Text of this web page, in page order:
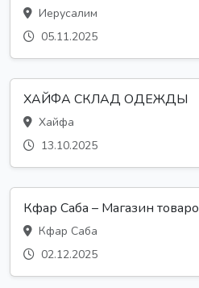
Иерусалим
05.11.2025
ХАЙФА СКЛАД ОДЕЖДЫ
Хайфа
13.10.2025
Кфар Саба – Магазин
Кфар Саба
02.12.2025